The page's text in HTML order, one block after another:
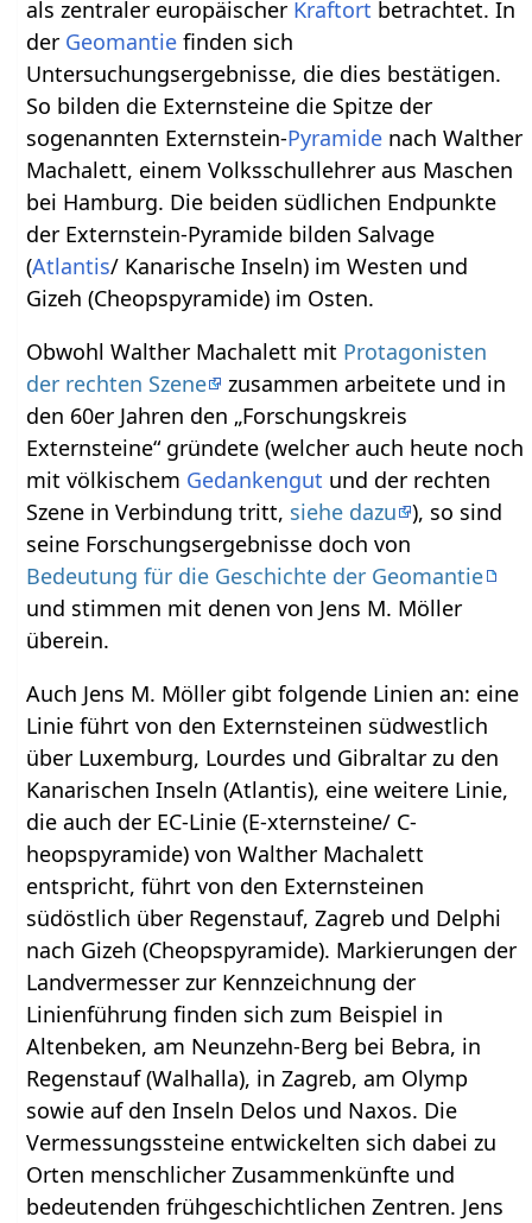
als zentraler europäischer Kraftort betrachtet. In
der Geomantie finden sich
Untersuchungsergebnisse, die dies bestätigen.
So bilden die Externsteine die Spitze der
sogenannten Externstein-Pyramide nach Walther
Machalett, einem Volksschullehrer aus Maschen
bei Hamburg. Die beiden südlichen Endpunkte
der Externstein-Pyramide bilden Salvage
(Atlantis/ Kanarische Inseln) im Westen und
Gizeh (Cheopspyramide) im Osten.
Obwohl Walther Machalett mit Protagonisten
der rechten Szene
zusammen arbeitete und in
den 60er Jahren den „Forschungskreis
Externsteine“ gründete (welcher auch heute noch
mit völkischem Gedankengut und der rechten
Szene in Verbindung tritt, siehe dazu ), so sind
seine Forschungsergebnisse doch von
Bedeutung für die Geschichte der Geomantie
und stimmen mit denen von Jens M. Möller
überein.
Auch Jens M. Möller gibt folgende Linien an: eine
Linie führt von den Externsteinen südwestlich
über Luxemburg, Lourdes und Gibraltar zu den
Kanarischen Inseln (Atlantis), eine weitere Linie,
die auch der EC-Linie (E-xternsteine/ C-
heopspyramide) von Walther Machalett
entspricht, führt von den Externsteinen
südöstlich über Regenstauf, Zagreb und Delphi
nach Gizeh (Cheopspyramide). Markierungen der
Landvermesser zur Kennzeichnung der
Linienführung finden sich zum Beispiel in
Altenbeken, am Neunzehn-Berg bei Bebra, in
Regenstauf (Walhalla), in Zagreb, am Olymp
sowie auf den Inseln Delos und Naxos. Die
Vermessungssteine entwickelten sich dabei zu
Orten menschlicher Zusammenkünfte und
bedeutenden frühgeschichtlichen Zentren. Jens